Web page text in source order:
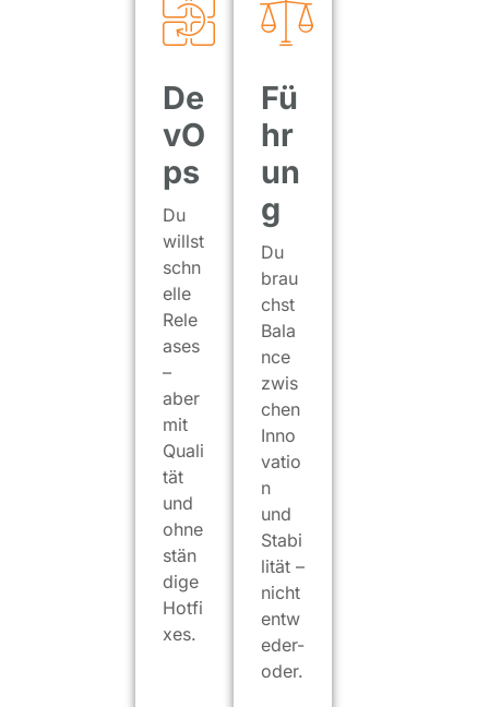
De
vO
ps
Du
willst
schn
elle
Rele
ases
–
aber
mit
Quali
tät
und
ohne
stän
dige
Hotfi
xes.
Fü
hr
un
g
Du
brau
chst
Bala
nce
zwis
chen
Inno
vatio
n
und
Stabi
lität –
nicht
entw
eder-
oder.